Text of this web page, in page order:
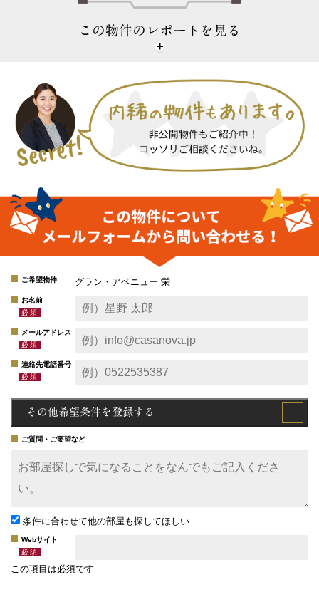
この物件のレポートを見る
ご希望物件 グラン・アベニュー 栄
お名前
メールアドレス
連絡先電話番号
その他希望条件を登録する
ご質問・ご要望など
条件に合わせて他の部屋も探してほしい
Webサイト
この項目は必須です